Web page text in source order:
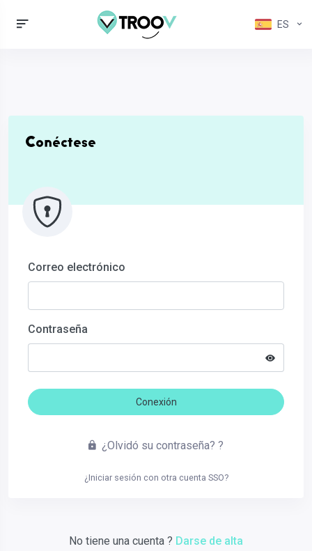
ES
Conéctese
Correo electrónico
Contraseña
Conexión
¿Olvidó su contraseña? ?
¿Iniciar sesión con otra cuenta SSO?
No tiene una cuenta ? Darse de alta